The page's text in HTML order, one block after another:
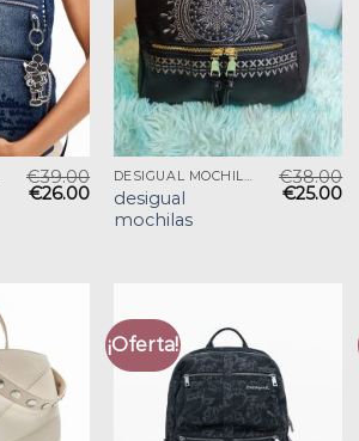
€39.00
€26.00
DESIGUAL MOCHILAS
desigual
mochilas
€38.00
€25.00
¡Oferta!